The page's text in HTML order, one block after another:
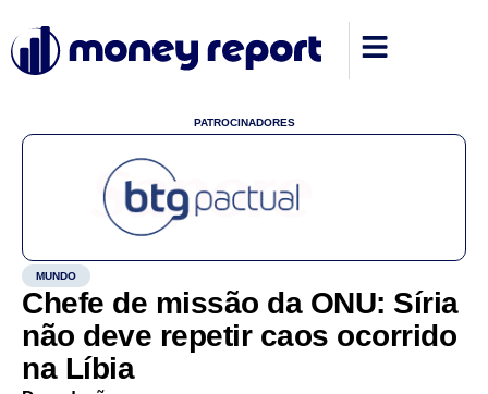
PATROCINADORES
MUNDO
Chefe de missão da ONU: Síria
não deve repetir caos ocorrido
na Líbia